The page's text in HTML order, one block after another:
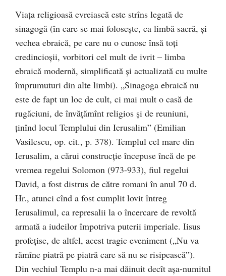
Viața religioasă evreiască este strîns legată de
sinagogă (în care se mai folosește, ca limbă sacră, și
vechea ebraică, pe care nu o cunosc însă toți
credincioșii, vorbitori cel mult de ivrit – limba
ebraică modernă, simplificată și actualizată cu multe
împrumuturi din alte limbi). „Sinagoga ebraică nu
este de fapt un loc de cult, ci mai mult o casă de
rugăciuni, de învățămînt religios și de reuniuni,
ținînd locul Templului din Ierusalim” (Emilian
Vasilescu, op. cit., p. 378). Templul cel mare din
Ierusalim, a cărui construcție începuse încă de pe
vremea regelui Solomon (973-933), fiul regelui
David, a fost distrus de către romani în anul 70 d.
Hr., atunci cînd a fost cumplit lovit întreg
Ierusalimul, ca represalii la o încercare de revoltă
armată a iudeilor împotriva puterii imperiale. Iisus
profețise, de altfel, acest tragic eveniment („Nu va
rămîne piatră pe piatră care să nu se risipească”).
Din vechiul Templu n-a mai dăinuit decît așa-numitul